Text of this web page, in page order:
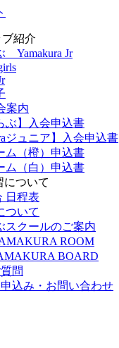
ブ紹介
Yamakura Jr
案内
ぶ】入会申込書
ジュニア】入会申込書
ム（橙）申込書
ム（白）申込書
について
日程表
ついて
スクールのご案内
ROOM
BOARD
問
込み・お問い合わせ